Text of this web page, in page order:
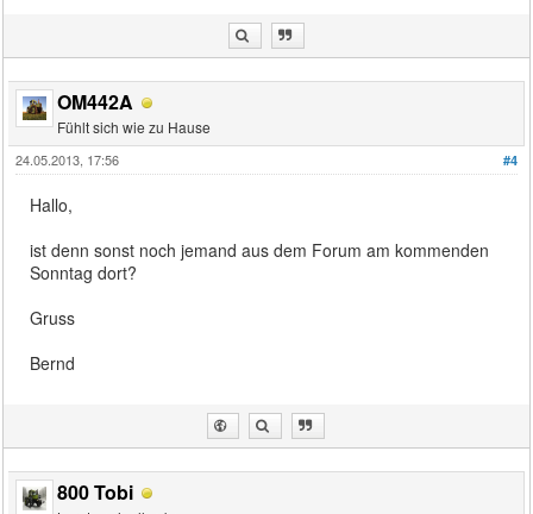
OM442A
Fühlt sich wie zu Hause
#4
24.05.2013, 17:56
Hallo,
ist denn sonst noch jemand aus dem Forum am kommenden
Sonntag dort?
Gruss
Bernd
800 Tobi